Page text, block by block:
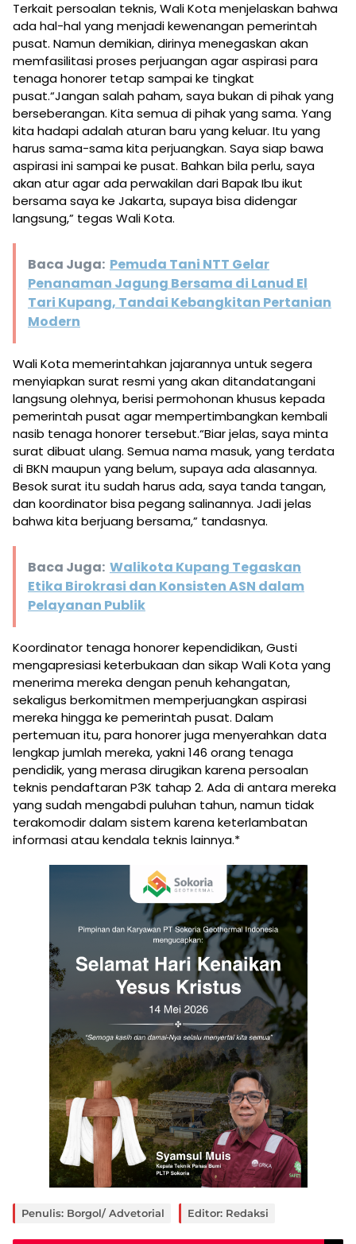
Terkait persoalan teknis, Wali Kota menjelaskan bahwa
ada hal-hal yang menjadi kewenangan pemerintah
pusat. Namun demikian, dirinya menegaskan akan
memfasilitasi proses perjuangan agar aspirasi para
tenaga honorer tetap sampai ke tingkat
pusat.“Jangan salah paham, saya bukan di pihak yang
berseberangan. Kita semua di pihak yang sama. Yang
kita hadapi adalah aturan baru yang keluar. Itu yang
harus sama-sama kita perjuangkan. Saya siap bawa
aspirasi ini sampai ke pusat. Bahkan bila perlu, saya
akan atur agar ada perwakilan dari Bapak Ibu ikut
bersama saya ke Jakarta, supaya bisa didengar
langsung,” tegas Wali Kota.
Baca Juga: Pemuda Tani NTT Gelar
Penanaman Jagung Bersama di Lanud El
Tari Kupang, Tandai Kebangkitan Pertanian
Modern
Wali Kota memerintahkan jajarannya untuk segera
menyiapkan surat resmi yang akan ditandatangani
langsung olehnya, berisi permohonan khusus kepada
pemerintah pusat agar mempertimbangkan kembali
nasib tenaga honorer tersebut.“Biar jelas, saya minta
surat dibuat ulang. Semua nama masuk, yang terdata
di BKN maupun yang belum, supaya ada alasannya.
Besok surat itu sudah harus ada, saya tanda tangan,
dan koordinator bisa pegang salinannya. Jadi jelas
bahwa kita berjuang bersama,” tandasnya.
Baca Juga: Walikota Kupang Tegaskan
Etika Birokrasi dan Konsisten ASN dalam
Pelayanan Publik
Koordinator tenaga honorer kependidikan, Gusti
mengapresiasi keterbukaan dan sikap Wali Kota yang
menerima mereka dengan penuh kehangatan,
sekaligus berkomitmen memperjuangkan aspirasi
mereka hingga ke pemerintah pusat. Dalam
pertemuan itu, para honorer juga menyerahkan data
lengkap jumlah mereka, yakni 146 orang tenaga
pendidik, yang merasa dirugikan karena persoalan
teknis pendaftaran P3K tahap 2. Ada di antara mereka
yang sudah mengabdi puluhan tahun, namun tidak
terakomodir dalam sistem karena keterlambatan
informasi atau kendala teknis lainnya.*
Penulis: Borgol/ Advetorial Editor: Redaksi